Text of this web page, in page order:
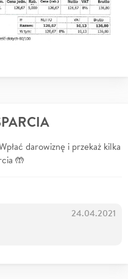
darowiznę i przekaż kilka
🤲
24.04.2021